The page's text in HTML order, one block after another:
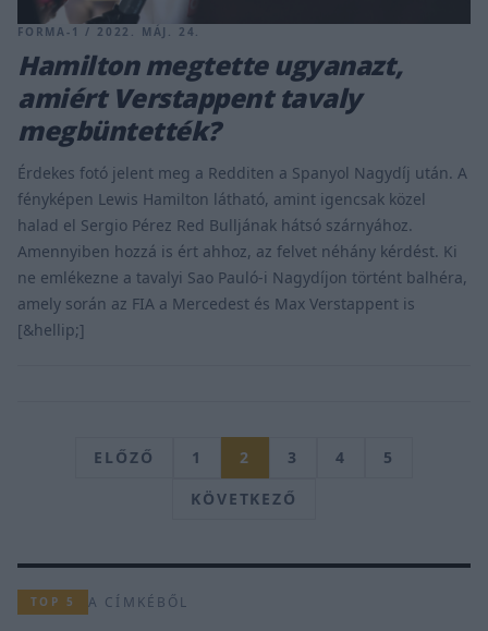
FORMA-1 / 2022. MÁJ. 24.
Hamilton megtette ugyanazt,
amiért Verstappent tavaly
megbüntették?
Érdekes fotó jelent meg a Redditen a Spanyol Nagydíj után. A
fényképen Lewis Hamilton látható, amint igencsak közel
halad el Sergio Pérez Red Bulljának hátsó szárnyához.
Amennyiben hozzá is ért ahhoz, az felvet néhány kérdést. Ki
ne emlékezne a tavalyi Sao Pauló-i Nagydíjon történt balhéra,
amely során az FIA a Mercedest és Max Verstappent is
[&hellip;]
ELŐZŐ 1 2 3 4
5
KÖVETKEZŐ
TOP 5 A CÍMKÉBŐL